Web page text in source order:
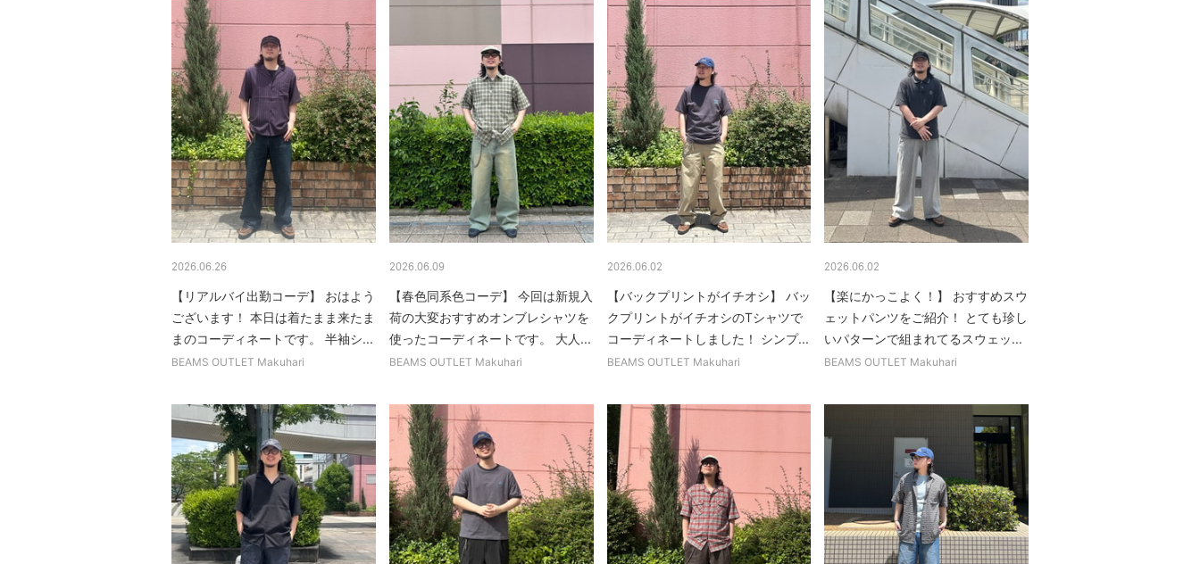
2026.06.26
【リアルバイ出勤コーデ】 おはよう
ございます！ 本日は着たまま来たま
まのコーディネートです。 半袖シ...
BEAMS OUTLET Makuhari
2026.06.09
【春色同系色コーデ】 今回は新規入
荷の大変おすすめオンブレシャツを
使ったコーディネートです。 大人...
BEAMS OUTLET Makuhari
2026.06.02
【バックプリントがイチオシ】 バッ
クプリントがイチオシのTシャツで
コーディネートしました！ シンプ...
BEAMS OUTLET Makuhari
2026.06.02
【楽にかっこよく！】 おすすめスウ
ェットパンツをご紹介！ とても珍し
いパターンで組まれてるスウェッ...
BEAMS OUTLET Makuhari